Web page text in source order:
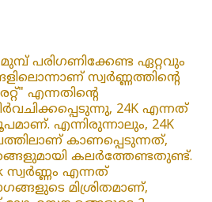
മുമ്പ് പരിഗണിക്കേണ്ട ഏറ്റവും
സ്വർണ്ണത്തിന്റെ
എന്നതിന്റെ
24K എന്നത്
എന്നിരുന്നാലും, 24K
കാണപ്പെടുന്നത്,
കലർത്തേണ്ടതുണ്ട്.
സ്വർണ്ണം എന്നത്
മിശ്രിതമാണ്,